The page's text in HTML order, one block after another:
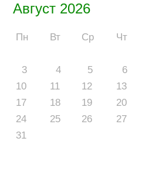
Август 2026
Пн Вт Ср Чт
3
4 5 6
10
11 12 13
17
18 19 20
24
25 26 27
31